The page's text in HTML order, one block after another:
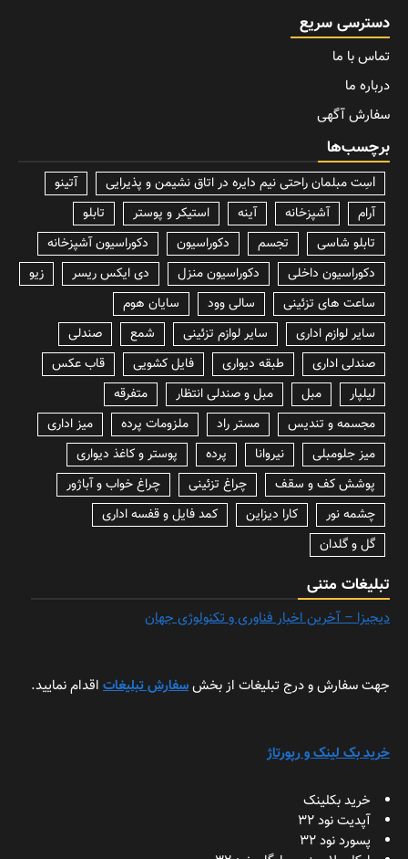
دسترسی سریع
تماس با ما
درباره ما
سفارش آگهی
برچسب‌ها
lسِت مبلمان راحتی نیم دایره در اتاق نشیمن و پذیرایی
آتینو
آرام
آشپزخانه آینه استیکر و پوستر
تابلو
تابلو شاسی
تجسم دکوراسیون
دکوراسیون آشپزخانه
دکوراسیون داخلی
دکوراسیون منزل دی ایکس ریسر
زیو
ساعت های تزئینی
سالی وود
سایان هوم
سایر لوازم اداری
سایر لوازم تزئینی شمع
صندلی
صندلی اداری
طبقه دیواری فایل کشویی
قاب عکس
لیلپار
مبل مبل و صندلی انتظار
متفرقه
مجسمه و تندیس
مستر راد ملزومات پرده
میز اداری
میز جلومبلی
نیروانا پرده
پوستر و کاغذ دیواری
پوشش کف و سقف
چراغ تزئینی
چراغ خواب و آباژور
چشمه نور
کارا دیزاین
کمد فایل و قفسه اداری
گل و گلدان
تبلیغات متنی
دیجیزا – آخرین اخبار فناوری و تکنولوژی جهان
جهت سفارش و درج تبلیغات از بخشسفارش تبلیغات اقدام نمایید.
خرید بک لینک و رپورتاژ
خرید بکلینک
آپدیت نود 32
پسورد نود 32